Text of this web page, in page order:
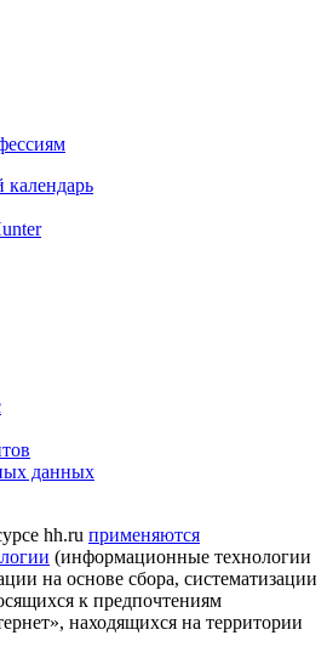
данных
hh.ru применяются
(информационные технологии
на основе сбора, систематизации
к предпочтениям
находящихся на территории